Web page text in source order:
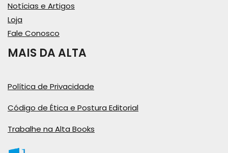
Notícias e Artigos
Loja
Fale Conosco
MAIS DA ALTA
Política de Privacidade
Código de Ética e Postura Editorial
Trabalhe na Alta Books